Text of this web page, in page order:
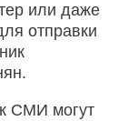
или даже
отправки
СМИ могут